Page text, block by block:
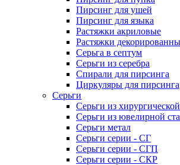
Пирсинг для ушей
Пирсинг для языка
Растяжки акриловые
Растяжки
Серьга в септум
Серьги из серебра
Спирали для пирсинга
Циркуляры для пирсинга
Серьги
Серьги из
Серьги из ювелирной
Серьги метал
Серьги серии - СГ
Серьги серии - СГП
Серьги серии - СКР